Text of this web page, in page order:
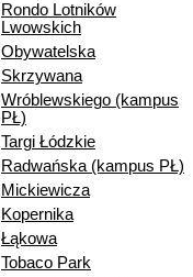
Rondo Lotników
Lwowskich
Obywatelska
Skrzywana
Wróblewskiego (kampus
PŁ)
Targi Łódzkie
Radwańska (kampus PŁ)
Mickiewicza
Kopernika
Łąkowa
Tobaco Park